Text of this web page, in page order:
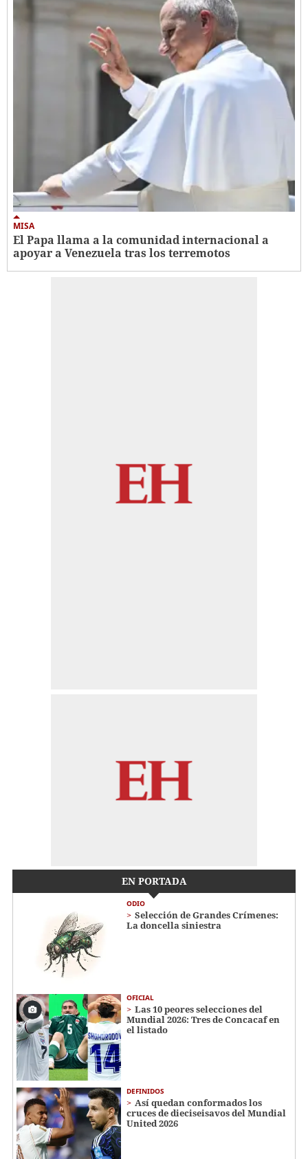
MISA
El Papa llama a la comunidad internacional a
apoyar a Venezuela tras los terremotos
EN PORTADA
ODIO
Selección de Grandes Crímenes:
La doncella siniestra
OFICIAL
Las 10 peores selecciones del
Mundial 2026: Tres de Concacaf en
el listado
DEFINIDOS
Así quedan conformados los
cruces de dieciseisavos del Mundial
United 2026